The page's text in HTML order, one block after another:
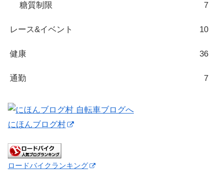
糖質制限 7
レース&イベント 10
健康 36
通勤 7
にほんブログ村
ロードバイクランキング